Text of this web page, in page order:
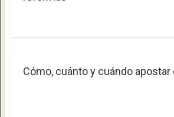
Cómo, cuánto y cuándo apostar